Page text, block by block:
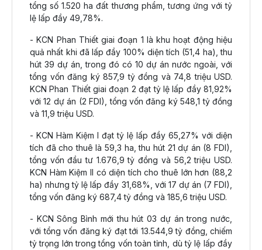
tổng số 1.520 ha đất thương phẩm, tương ứng với tỷ
lệ lấp đầy 49,78%.
- KCN Phan Thiết giai đoạn 1 là khu hoạt động hiệu
quả nhất khi đã lấp đầy 100% diện tích (51,4 ha), thu
hút 39 dự án, trong đó có 10 dự án nước ngoài, với
tổng vốn đăng ký 857,9 tỷ đồng và 74,8 triệu USD.
KCN Phan Thiết giai đoạn 2 đạt tỷ lệ lấp đầy 81,92%
với 12 dự án (2 FDI), tổng vốn đăng ký 548,1 tỷ đồng
và 11,9 triệu USD.
- KCN Hàm Kiệm I đạt tỷ lệ lấp đầy 65,27% với diện
tích đã cho thuê là 59,3 ha, thu hút 21 dự án (8 FDI),
tổng vốn đầu tư 1.676,9 tỷ đồng và 56,2 triệu USD.
KCN Hàm Kiệm II có diện tích cho thuê lớn hơn (88,2
ha) nhưng tỷ lệ lấp đầy 31,68%, với 17 dự án (7 FDI),
tổng vốn đăng ký 687,4 tỷ đồng và 185,6 triệu USD.
- KCN Sông Bình mới thu hút 03 dự án trong nước,
với tổng vốn đăng ký đạt tới 13.544,9 tỷ đồng, chiếm
tỷ trọng lớn trong tổng vốn toàn tỉnh, dù tỷ lệ lấp đầy